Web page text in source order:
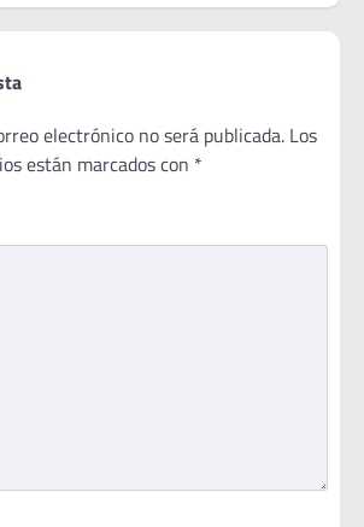
electrónico no será publicada. Los
están marcados con *